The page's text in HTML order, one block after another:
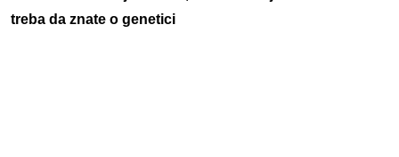
treba da znate o genetici